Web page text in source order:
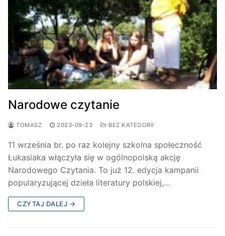
Narodowe czytanie
TOMASZ 2023-09-23 BEZ KATEGORII
11 września br. po raz kolejny szkolna społeczność
Łukasiaka włączyła się w ogólnopolską akcję
Narodowego Czytania. To już 12. edycja kampanii
popularyzującej dzieła literatury polskiej,…
CZYTAJ DALEJ →